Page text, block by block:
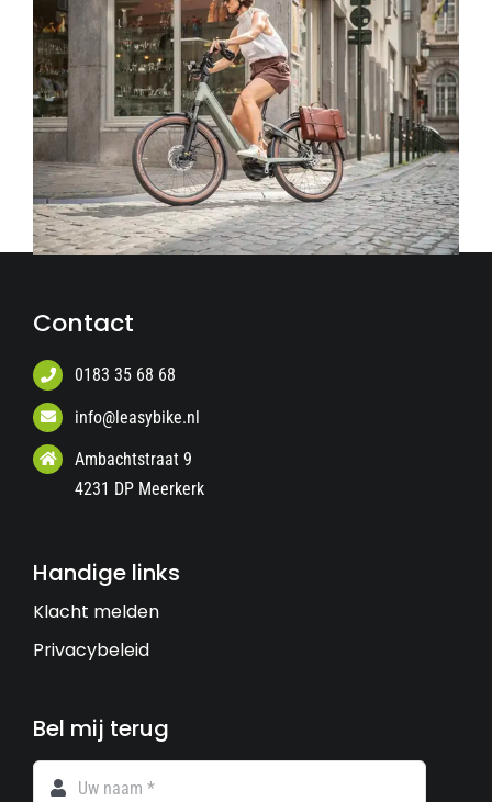
Contact
0183 35 68 68
info@leasybike.nl
Ambachtstraat 9
4231 DP Meerkerk
Handige links
Klacht melden
Privacybeleid
Bel mij terug